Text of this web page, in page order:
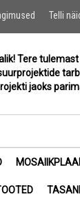
Telli
Tere
jaoks